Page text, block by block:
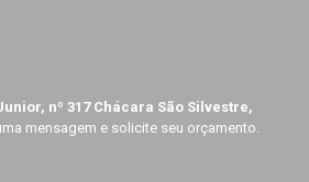
nº 317 Chácara São Silvestre,
mensagem e solicite seu orçamento.